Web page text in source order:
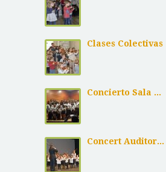
Clases Colectivas
Concierto Sala ...
Concert Auditor...